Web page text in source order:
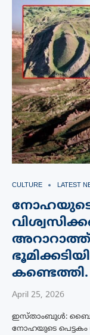
CULTURE LATEST
നോഹയുടെ
അറാറാത്ത്
കണ്ടെത്തി.
April 25, 2026
ഇസ്താംബുൾ:
നോഹയുടെ പെട്ടകം